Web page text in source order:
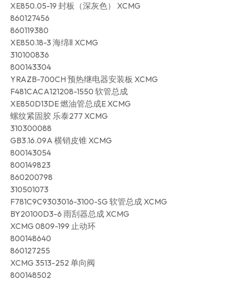
XE850.05-19 封板（深灰色） XCMG
860127456
860119380
XE850.18-3 海绵Ⅱ XCMG
310100836
800143304
YRAZB-700CH 预热继电器安装板 XCMG
F481CACA121208-1550 软管总成
XE850D13DE 燃油管总成E XCMG
螺纹紧固胶 乐泰277 XCMG
310300088
GB3.16.09A 横销皮锥 XCMG
800143054
800149823
860200798
310501073
F781C9C9303016-3100-SG 软管总成 XCMG
BY20100D3-6 雨刮器总成 XCMG
XCMG 0809-199 止动环
800148640
860127255
XCMG 3513-252 单向阀
800148502